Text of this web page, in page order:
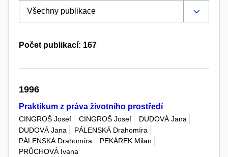
Počet publikací: 167
1996
Praktikum z práva životního prostředí
CINGROŠ Josef CINGROŠ Josef
DUDOVÁ Jana
DUDOVÁ Jana
PÁLENSKÁ Drahomíra
PÁLENSKÁ Drahomíra
PEKÁREK Milan
PRŮCHOVÁ Ivana